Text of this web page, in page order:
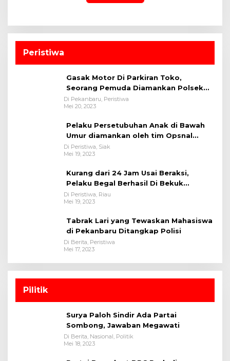
Peristiwa
Gasak Motor Di Parkiran Toko,
Seorang Pemuda Diamankan Polsek
Bukit Raya
Di Pekanbaru, Peristiwa
Mei 20, 2023
Pelaku Persetubuhan Anak di Bawah
Umur diamankan oleh tim Opsnal
Polsek Tualang-Polres Siak-Polda Riau
Di Peristiwa, Siak
Mei 19, 2023
Kurang dari 24 Jam Usai Beraksi,
Pelaku Begal Berhasil Di Bekuk
Satreskrim Polres Kuansing
Di Peristiwa, Riau
Mei 19, 2023
Tabrak Lari yang Tewaskan Mahasiswa
di Pekanbaru Ditangkap Polisi
Di Berita, Peristiwa
Mei 17, 2023
Pilitik
Surya Paloh Sindir Ada Partai
Sombong, Jawaban Megawati
Di Berita, Nasional, Politik
Mei 18, 2023